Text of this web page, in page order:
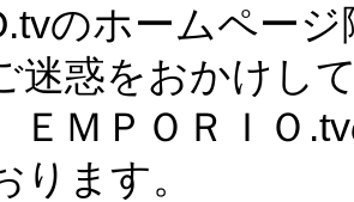
のホームページ
迷惑をおかけし
ＥＭＰＯＲＩＯ
ります。